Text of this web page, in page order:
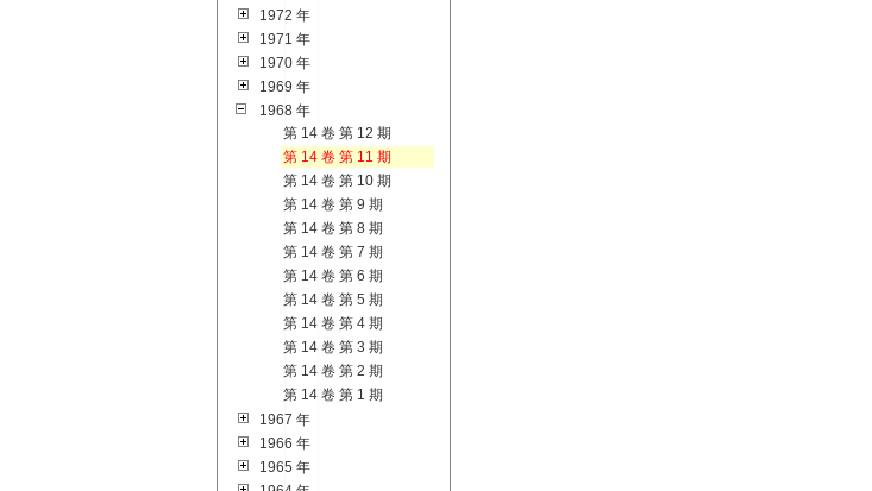
1972 年
1971 年
1970 年
1969 年
1968 年
第 14 卷 第 12 期
第 14 卷 第 11 期
第 14 卷 第 10 期
第 14 卷 第 9 期
第 14 卷 第 8 期
第 14 卷 第 7 期
第 14 卷 第 6 期
第 14 卷 第 5 期
第 14 卷 第 4 期
第 14 卷 第 3 期
第 14 卷 第 2 期
第 14 卷 第 1 期
1967 年
1966 年
1965 年